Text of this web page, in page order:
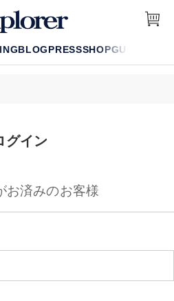
BLOGPRESSSHOPGUIDE
グイン
お済みのお客様